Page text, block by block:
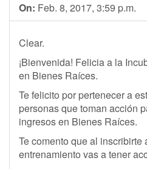
On: Feb. 8, 2017, 3:59 p.m.
Clear.
¡Bienvenida! Felicia a la
en Bienes Raíces.
Te felicito por pertenecer a
personas que toman acción
ingresos en Bienes Raíces.
Te comento que al inscribirte
entrenamiento vas a tener